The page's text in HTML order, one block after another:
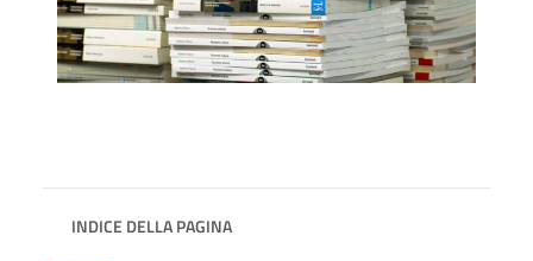
INDICE DELLA PAGINA